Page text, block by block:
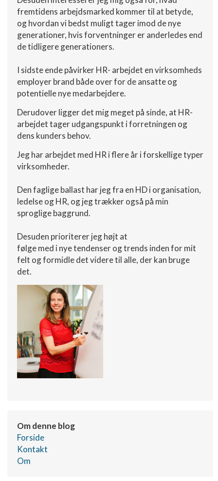
fremtidens arbejdsmarked kommer til at betyde,
og hvordan vi bedst muligt tager imod de nye
generationer, hvis forventninger er anderledes end
de tidligere generationers.
I sidste ende påvirker HR- arbejdet en virksomheds
employer brand både over for de ansatte og
potentielle nye medarbejdere.
Derudover ligger det mig meget på sinde, at HR-
arbejdet tager udgangspunkt i forretningen og
dens kunders behov.
Jeg har arbejdet med HR i flere år i forskellige typer
virksomheder.
Den faglige ballast har jeg fra en HD i organisation,
ledelse og HR, og jeg trækker også på min
sproglige baggrund.
Desuden prioriterer jeg højt at
følge med i nye tendenser og trends inden for mit
felt og formidle det videre til alle, der kan bruge
det.
Om denne blog
Forside
Kontakt
Om